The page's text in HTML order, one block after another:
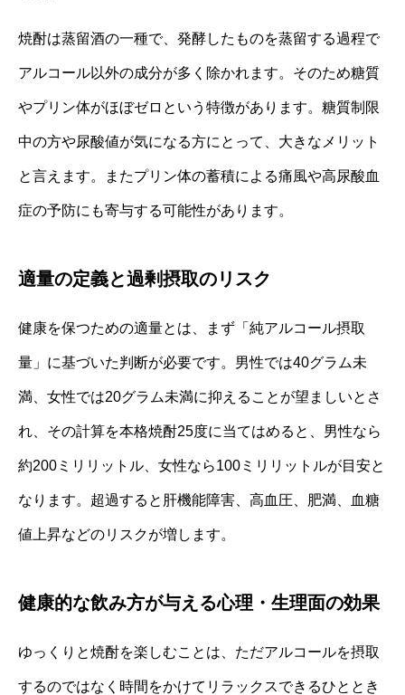
焼酎は蒸留酒の一種で、発酵したものを蒸留する過程で
アルコール以外の成分が多く除かれます。そのため糖質
やプリン体がほぼゼロという特徴があります。糖質制限
中の方や尿酸値が気になる方にとって、大きなメリット
と言えます。またプリン体の蓄積による痛風や高尿酸血
症の予防にも寄与する可能性があります。
適量の定義と過剰摂取のリスク
健康を保つための適量とは、まず「純アルコール摂取
量」に基づいた判断が必要です。男性では40グラム未
満、女性では20グラム未満に抑えることが望ましいとさ
れ、その計算を本格焼酎25度に当てはめると、男性なら
約200ミリリットル、女性なら100ミリリットルが目安と
なります。超過すると肝機能障害、高血圧、肥満、血糖
値上昇などのリスクが増します。
健康的な飲み方が与える心理・生理面の効果
ゆっくりと焼酎を楽しむことは、ただアルコールを摂取
するのではなく時間をかけてリラックスできるひととき